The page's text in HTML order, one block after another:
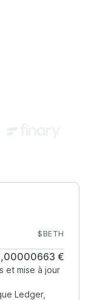
$BETH
€
et mise à jour
Ledger,